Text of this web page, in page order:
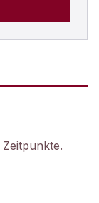
Zeitpunkte.